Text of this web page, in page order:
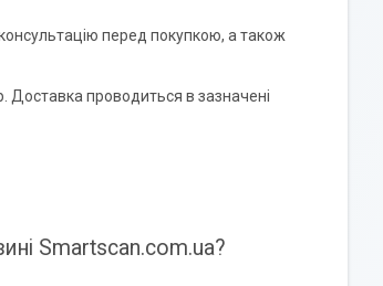
перед покупкою, а також
проводиться в зазначені
Smartscan.com.ua?